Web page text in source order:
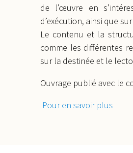
de l’œuvre en
d’exécution, ainsi que
Le contenu et la
comme les différentes
sur la destinée et le
Ouvrage publié avec le
Pour en savoir plus